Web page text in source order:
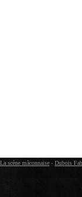
La scène mâconnaise - Dubois